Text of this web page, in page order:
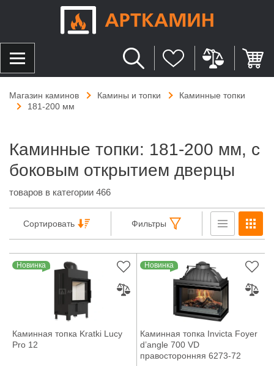
Магазин каминов Камины и топки
Каминные топки
181-200 мм
Каминные топки: 181-200 мм, с
боковым открытием дверцы
товаров в категории 466
Сортировать Фильтры
Новинка
Каминная топка Kratki Lucy
Pro 12
Новинка
Каминная топка Invicta Foyer
d’angle 700 VD
правосторонняя 6273-72